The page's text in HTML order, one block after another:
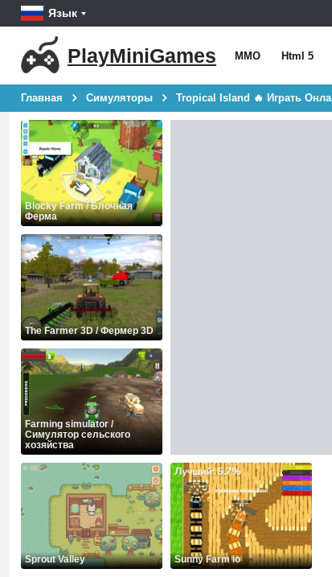
Язык
PlayMiniGames MMO Html 5
Главная Симуляторы Tropical Island 🔥 Играть
Blocky Farm / Блочная
Ферма
The Farmer 3D / Фермер 3D
Farming simulator /
Симулятор сельского
хозяйства
Sprout Valley Sunny Farm io